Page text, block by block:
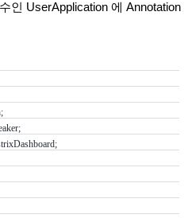
인 UserApplication 에 Annotation